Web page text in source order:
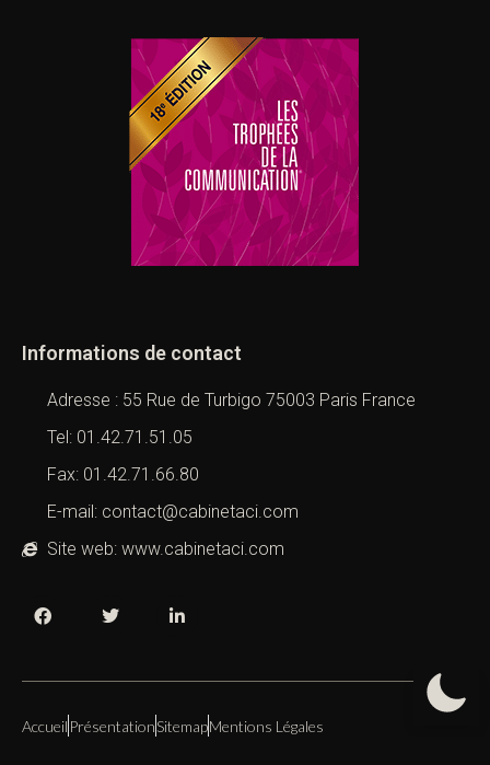
Informations de contact
Adresse : 55 Rue de Turbigo 75003 Paris France
Tel: 01.42.71.51.05
Fax: 01.42.71.66.80
E-mail: contact@cabinetaci.com
Site web: www.cabinetaci.com
Accueil PrésentationSitemapMentions Légales